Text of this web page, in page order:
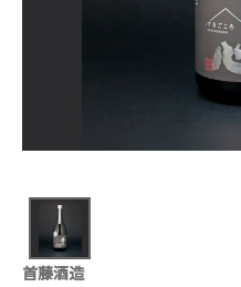
首藤酒造